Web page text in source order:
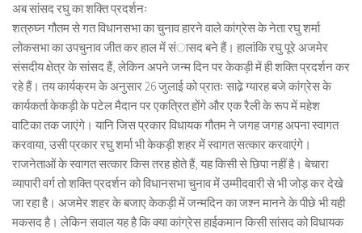
अब सांसद रघु का शक्ति प्रदर्शनः
शत्रुघ्न गौतम से गत विधानसभा का चुनाव हारने वाले कांग्रेस के नेता रघु शर्मा
लोकसभा का उपचुनाव जीत कर हाल में संासद बने हैं। हालांकि रघु पूरे अजमेर
संसदीय क्षेत्र के सांसद हैं, लेकिन अपने जन्म दिन पर केकड़ी में ही शक्ति प्रदर्शन कर
रहे हैं। तय कार्यक्रम के अनुसार 26 जुलाई को प्रातः साढे़ ग्यारह बजे कांग्रेस के
कार्यकर्ता केकड़ी के पटेल मैदान पर एकत्रित होंगे और एक रैली के रूप में महेश
वाटिका तक जाएंगे। यानि जिस प्रकार विधायक गौतम ने जगह जगह अपना स्वागत
करवाया, उसी प्रकार रघु शर्मा भी केकड़ी शहर में स्वागत सत्कार करवाएंगे।
राजनेताओं के स्वागत सत्कार किस तरह होते हैं, यह किसी से छिपा नहीं है। बेचारा
व्यापारी वर्ग तो शक्ति प्रदर्शन को विधानसभा चुनाव में उम्मीदवारी से भी जोड़ कर देखे
जा रहा है। अजमेर शहर के बजाए केकड़ी में जन्मदिन का जश्न मानने के पीछे भी यही
मकसद है। लेकिन सवाल यह है कि क्या कांग्रेस हाईकमान किसी सांसद को विधायक